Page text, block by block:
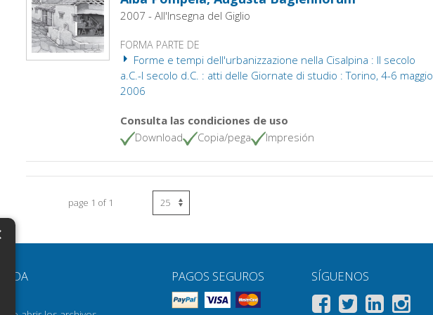
2007 - All'Insegna del Giglio
FORMA PARTE DE
Forme e tempi dell'urbanizzazione nella Cisalpina : II secolo
a.C.-I secolo d.C. : atti delle Giornate di studio : Torino, 4-6 maggio
2006
Consulta las condiciones de uso
Download
Copia/pega Impresión
page 1 of 1
AYUDA PAGOS SEGUROS SÍGUENOS